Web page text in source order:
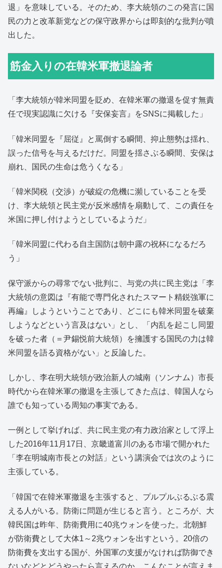
退」を意味している。そのため、李大統領のこの発言に国
民の力と改革新党などの保守政界からは即刻的な批判が噴
出した。
筋金入りの在韓米軍撤退論者
「李大統領が韓米同盟を貶め、在韓米軍の撤退を促す無責
任で現実認識に欠ける『安保妄言』をSNSに掲載した」
「韓米同盟を『屈従』と罵倒する瞬間、抑止態勢は揺れ、
誤った信号を与えるだけだ。同盟を揺さぶる瞬間、安保は
崩れ、国民の生命は危うくなる」
「韓米関税（交渉）が破綻の危機に瀕していることを受
け、李大統領と民主党が反米感情を扇動して、この責任を
米国に押し付けようとしているようだ」
「韓米同盟に代わる自主国防は朝中露の祝杯になるだろ
う」
保守派からの尋常でない批判に、与党の共に民主党は「李
大統領の意図は『有能で専門化されたスマート精鋭強軍に
再編』しようということであり、どこにも韓米同盟を破棄
しようなどという言及はない」とし、「内乱を起こし同盟
を破った者（＝尹錫悦前大統領）を擁護する国民の力は韓
米同盟を語る資格がない」と反論した。
しかし、李在明大統領が政治新人の城南（ソンナム）市長
時代から在韓米軍の撤退を主張してきた点は、韓国人なら
誰でも知っている周知の事実である。
一例として挙げれば、共に民主党の有力政治家として浮上
した2016年11月17日、京畿道富川のある市場で開かれた
「李在明城南市長との対話」という講演会では次のように
主張している。
「韓国で在韓米軍撤退を主張すると、プルプルぶるぶる震
える人がいる。防衛に問題が生じると言う。ところが、大
韓民国は昨年、防衛費用に40兆ウォンを使った。北朝鮮
が防衛費として大体1～2兆ウォンを出すという。20倍の
防衛費を支出する国が、外国軍の支援がなければ防御でき
ないなどとどうやったら言えるのか。こんなことが言えま